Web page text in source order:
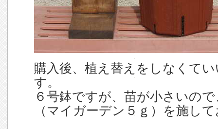
購入後、植え替えをしなくて
す。
６号鉢ですが、苗が小さいの
（マイガーデン５ｇ）を施し